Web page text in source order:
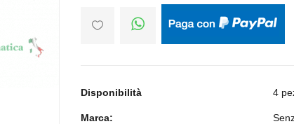
Disponibilità 4
Marca: